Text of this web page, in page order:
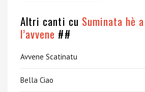
Altri canti cu Suminata hè
l’avvene ##
Avvene Scatinatu
Bella Ciao